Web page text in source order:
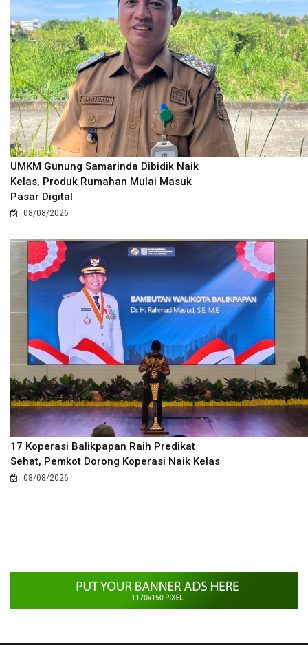
UMKM Gunung Samarinda Dibidik Naik
Kelas, Produk Rumahan Mulai Masuk
Pasar Digital
08/08/2026
17 Koperasi Balikpapan Raih Predikat
Sehat, Pemkot Dorong Koperasi Naik Kelas
08/08/2026